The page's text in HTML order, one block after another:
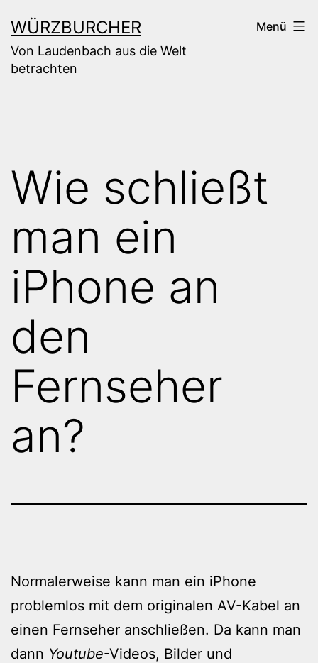
Inhalt
springen
WÜRZBURCHER
Von Laudenbach aus die Welt
betrachten
Menü
Wie schließt
man ein
iPhone an
den
Fernseher
an?
Normalerweise kann man ein iPhone
problemlos mit dem originalen AV-Kabel an
einen Fernseher anschließen. Da kann man
dann Youtube-Videos, Bilder und